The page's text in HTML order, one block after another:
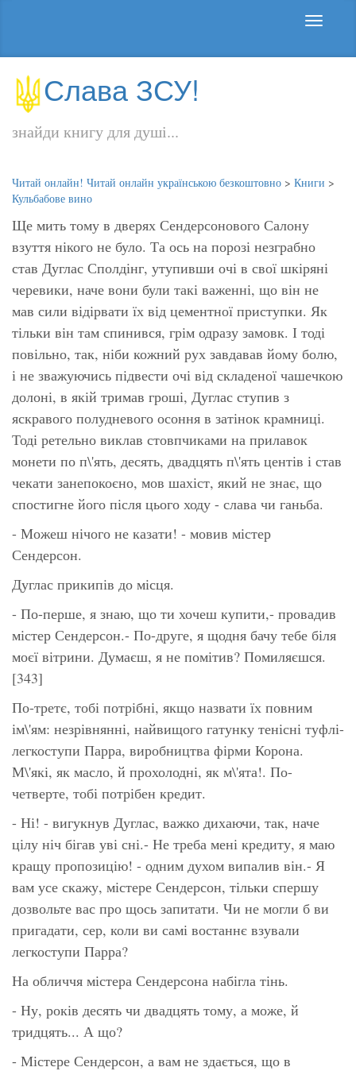
Слава ЗСУ!
знайди книгу для душі...
Читай онлайн! Читай онлайн українською безкоштовно > Книги >
Кульбабове вино
Ще мить тому в дверях Сендерсонового Салону
взуття нікого не було. Та ось на порозі незграбно
став Дуглас Сполдінг, утупивши очі в свої шкіряні
черевики, наче вони були такі важенні, що він не
мав сили відірвати їх від цементної приступки. Як
тільки він там спинився, грім одразу замовк. І тоді
повільно, так, ніби кожний рух завдавав йому болю,
і не зважуючись підвести очі від складеної чашечкою
долоні, в якій тримав гроші, Дуглас ступив з
яскравого полудневого осоння в затінок крамниці.
Тоді ретельно виклав стовпчиками на прилавок
монети по п\'ять, десять, двадцять п\'ять центів і став
чекати занепокоєно, мов шахіст, який не знає, що
спостигне його після цього ходу - слава чи ганьба.
- Можеш нічого не казати! - мовив містер
Сендерсон.
Дуглас прикипів до місця.
- По-перше, я знаю, що ти хочеш купити,- провадив
містер Сендерсон.- По-друге, я щодня бачу тебе біля
моєї вітрини. Думаєш, я не помітив? Помиляєшся.
[343]
По-третє, тобі потрібні, якщо назвати їх повним
ім\'ям: незрівнянні, найвищого гатунку тенісні туфлі-
легкоступи Парра, виробництва фірми Корона.
М\'які, як масло, й прохолодні, як м\'ята!. По-
четверте, тобі потрібен кредит.
- Ні! - вигукнув Дуглас, важко дихаючи, так, наче
цілу ніч бігав уві сні.- Не треба мені кредиту, я маю
кращу пропозицію! - одним духом випалив він.- Я
вам усе скажу, містере Сендерсон, тільки спершу
дозвольте вас про щось запитати. Чи не могли б ви
пригадати, сер, коли ви самі востаннє взували
легкоступи Парра?
На обличчя містера Сендерсона набігла тінь.
- Ну, років десять чи двадцять тому, а може, й
тридцять... А що?
- Містере Сендерсон, а вам не здається, що в